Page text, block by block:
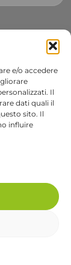
e/o accedere
Il
dati quali il
sito. Il
influire
le
Apple
VI
i.v.
0424 017048